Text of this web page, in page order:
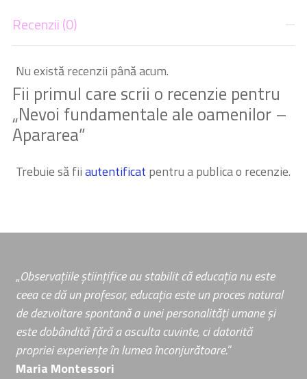
Recenzii (0)
Nu există recenzii până acum.
Fii primul care scrii o recenzie pentru
„Nevoi fundamentale ale oamenilor –
Apararea”
Trebuie să fiiautentificat pentru a publica o recenzie.
„Observațiile științifice au stabilit că educația nu este
ceea ce dă un profesor, educația este un proces natural
de dezvoltare spontană a unei personalități umane și
este dobândită fără a asculta cuvinte, ci datorită
propriei experiențe în lumea înconjurătoare.”
Maria Montessori